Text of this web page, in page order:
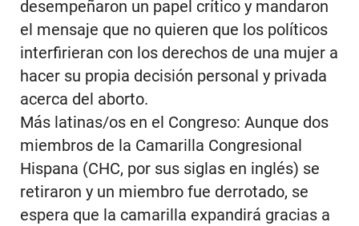
desempeñaron un papel crítico y mandaron
el mensaje que no quieren que los políticos
interfirieran con los derechos de una mujer a
hacer su propia decisión personal y privada
acerca del aborto.
Más latinas/os en el Congreso: Aunque dos
miembros de la Camarilla Congresional
Hispana (CHC, por sus siglas en inglés) se
retiraron y un miembro fue derrotado, se
espera que la camarilla expandirá gracias a